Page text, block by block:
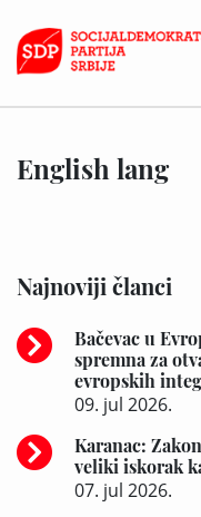
English lang
Najnoviji članci
Bačevac u
spremna za
evropskih
09. jul 2026.
Karanac:
veliki iskorak
07. jul 2026.